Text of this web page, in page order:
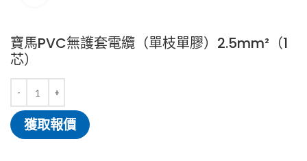
寶馬PVC無護套電纜（單枝單膠）2.5mm²（1
芯）
獲取報價